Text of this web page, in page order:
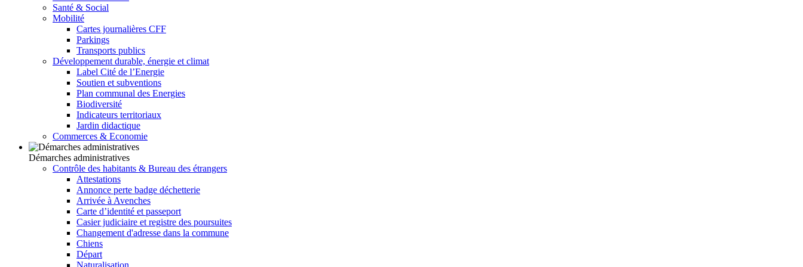
Santé & Social
Mobilité
Cartes journalières CFF
Parkings
Transports publics
Développement durable, énergie et climat
Label Cité de l’Energie
Soutien et subventions
Plan communal des Energies
Biodiversité
Indicateurs territoriaux
Jardin didactique
Commerces & Economie
Démarches administratives
Contrôle des habitants & Bureau des étrangers
Attestations
Annonce perte badge déchetterie
Arrivée à Avenches
Carte d’identité et passeport
Casier judiciaire et registre des poursuites
Changement d'adresse dans la commune
Chiens
Départ
Naturalisation